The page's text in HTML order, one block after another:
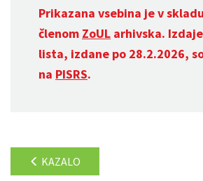
Prikazana vsebina je v
členom ZoUL arhivska.
lista, izdane po 28.2.2026,
na PISRS.
KAZALO